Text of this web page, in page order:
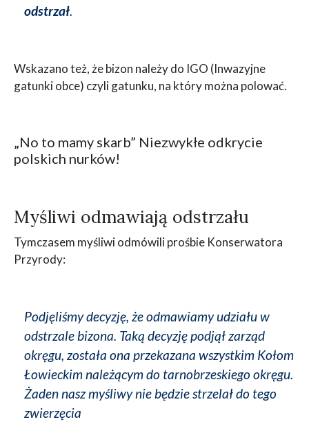
odstrzał.
Wskazano też, że bizon należy do IGO (Inwazyjne
gatunki obce) czyli gatunku, na który można polować.
„No to mamy skarb” Niezwykłe odkrycie
polskich nurków!
Myśliwi odmawiają odstrzału
Tymczasem myśliwi odmówili prośbie Konserwatora
Przyrody:
Podjęliśmy decyzję, że odmawiamy udziału w
odstrzale bizona. Taką decyzję podjął zarząd
okręgu, została ona przekazana wszystkim Kołom
Łowieckim należącym do tarnobrzeskiego okręgu.
Żaden nasz myśliwy nie będzie strzelał do tego
zwierzęcia